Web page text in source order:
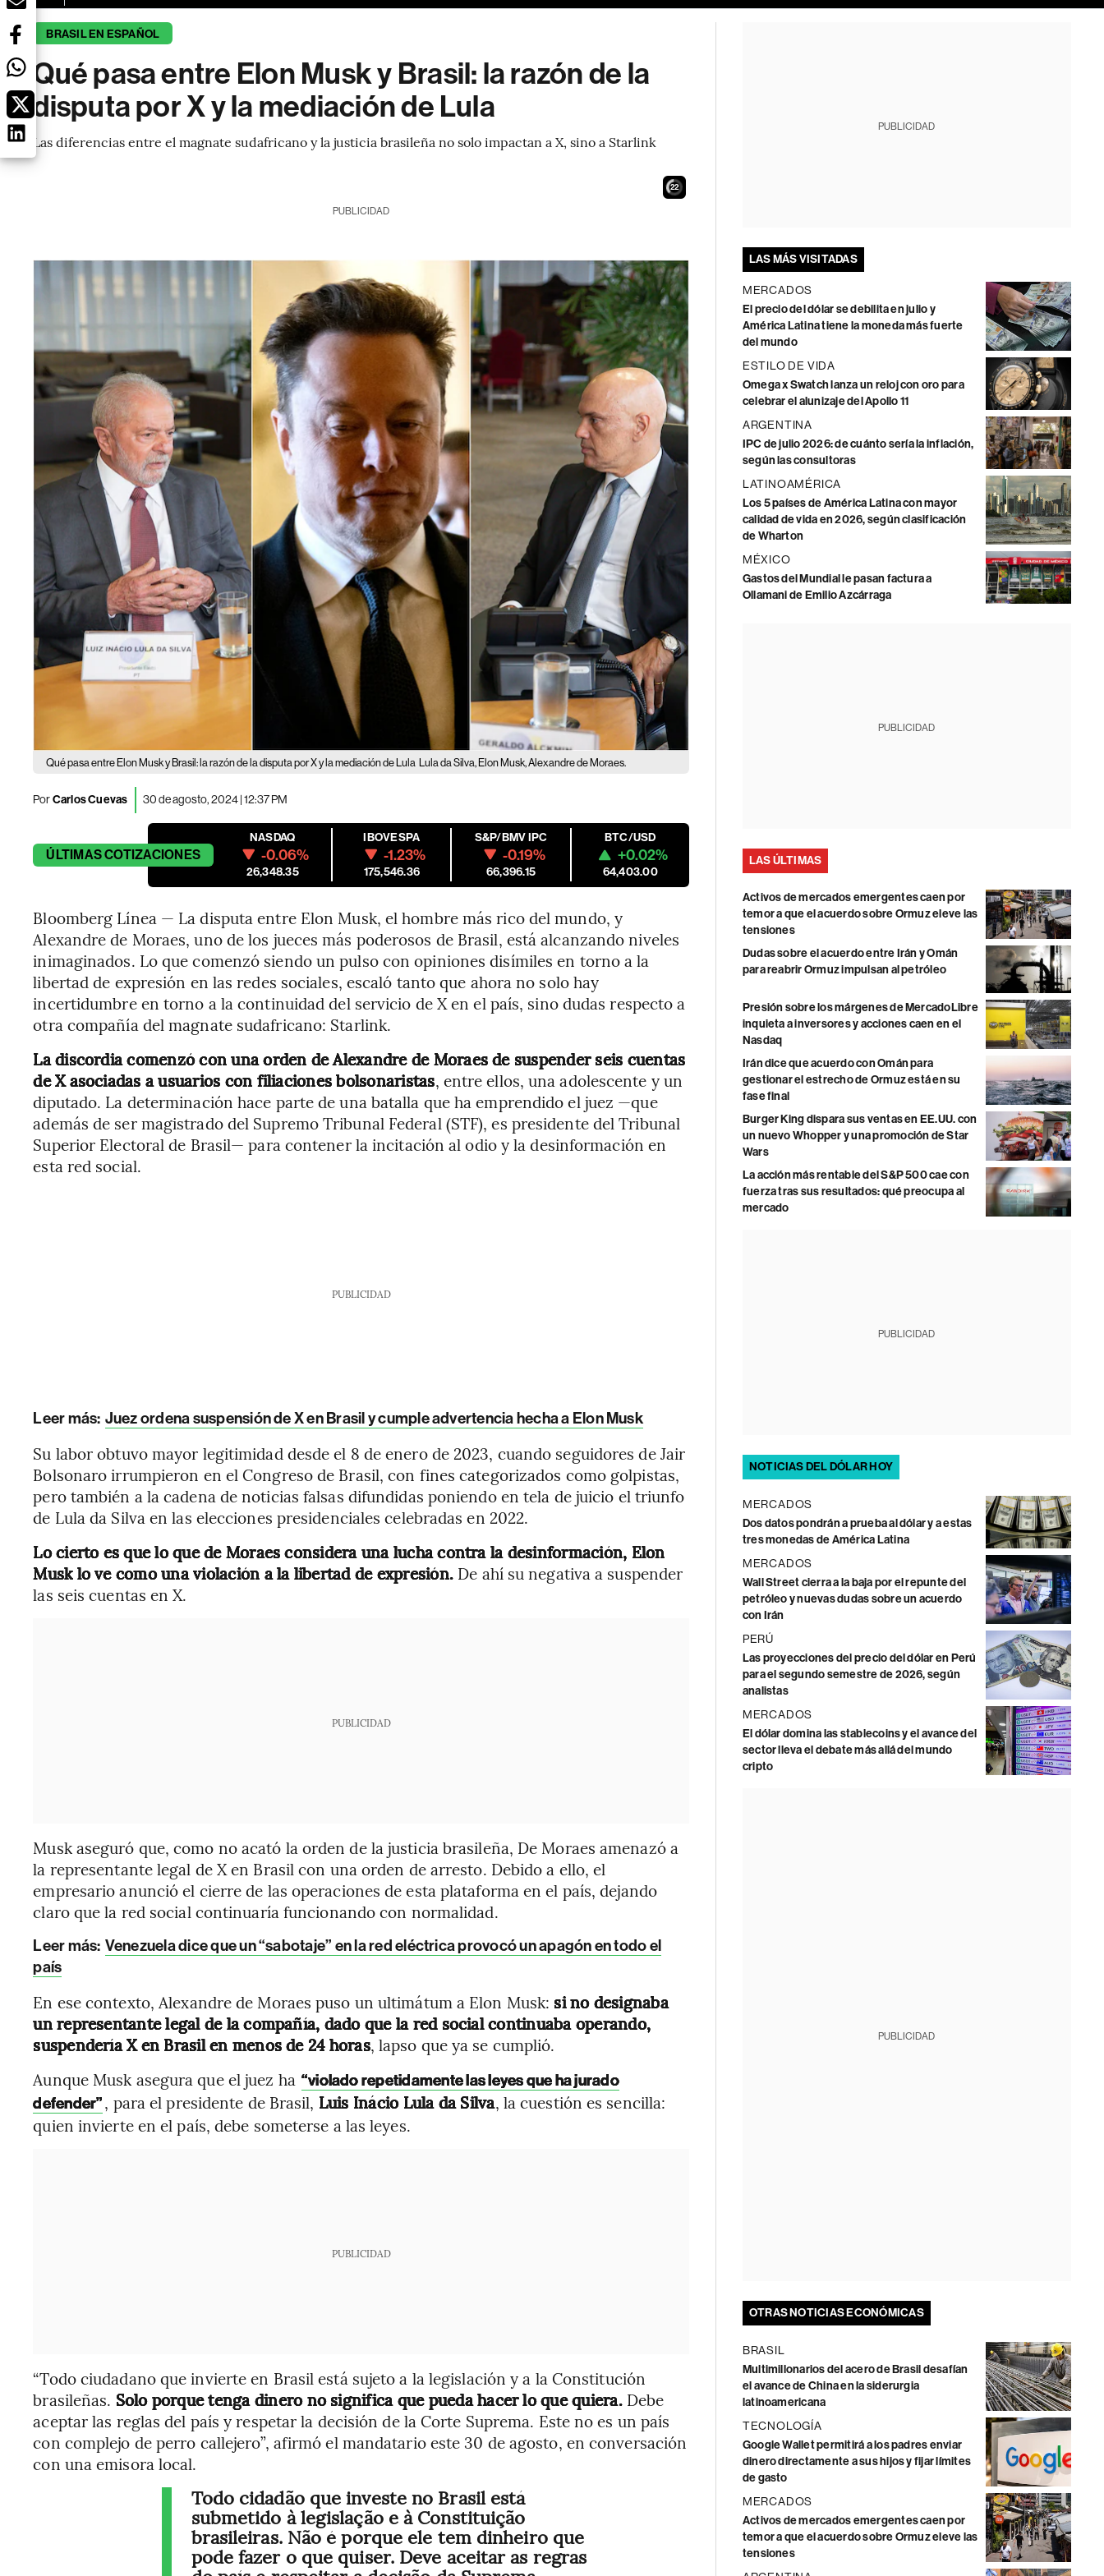
BRASIL EN ESPAÑOL
Qué pasa entre Elon Musk y Brasil: la razón de la
disputa por X y la mediación de Lula
Las diferencias entre el magnate sudafricano y la justicia brasileña no solo impactan a X, sino a Starlink
21
PUBLICIDAD
Qué pasa entre Elon Musk y Brasil: la razón de la disputa por X y la mediación de Lula Lula da Silva, Elon Musk, Alexandre de Moraes.
PorCarlos Cuevas 30 de agosto, 2024 | 12:37 PM
ÚLTIMASCOTIZACIONES
NASDAQ
-0.06%
26,348.35
IBOVESPA
-1.23%
175,546.36
S&P/BMV IPC
-0.19%
66,396.15
BTC/USD
+0.02%
64,403.00
Bloomberg Línea — La disputa entre Elon Musk, el hombre más rico del mundo, y
Alexandre de Moraes, uno de los jueces más poderosos de Brasil, está alcanzando niveles
inimaginados. Lo que comenzó siendo un pulso con opiniones disímiles en torno a la
libertad de expresión en las redes sociales, escaló tanto que ahora no solo hay
incertidumbre en torno a la continuidad del servicio de X en el país, sino dudas respecto a
otra compañía del magnate sudafricano: Starlink.
La discordia comenzó con una orden de Alexandre de Moraes de suspender seis cuentas
de X asociadas a usuarios con filiaciones bolsonaristas, entre ellos, una adolescente y un
diputado. La determinación hace parte de una batalla que ha emprendido el juez —que
además de ser magistrado del Supremo Tribunal Federal (STF), es presidente del Tribunal
Superior Electoral de Brasil— para contener la incitación al odio y la desinformación en
esta red social.
PUBLICIDAD
Leer más: Juez ordena suspensión de X en Brasil y cumple advertencia hecha a Elon Musk
Su labor obtuvo mayor legitimidad desde el 8 de enero de 2023, cuando seguidores de Jair
Bolsonaro irrumpieron en el Congreso de Brasil, con fines categorizados como golpistas,
pero también a la cadena de noticias falsas difundidas poniendo en tela de juicio el triunfo
de Lula da Silva en las elecciones presidenciales celebradas en 2022.
Lo cierto es que lo que de Moraes considera una lucha contra la desinformación, Elon
Musk lo ve como una violación a la libertad de expresión. De ahí su negativa a suspender
las seis cuentas en X.
PUBLICIDAD
Musk aseguró que, como no acató la orden de la justicia brasileña, De Moraes amenazó a
la representante legal de X en Brasil con una orden de arresto. Debido a ello, el
empresario anunció el cierre de las operaciones de esta plataforma en el país, dejando
claro que la red social continuaría funcionando con normalidad.
Leer más: Venezuela dice que un “sabotaje” en la red eléctrica provocó un apagón en todo el
país
En ese contexto, Alexandre de Moraes puso un ultimátum a Elon Musk: si no designaba
un representante legal de la compañía, dado que la red social continuaba operando,
suspendería X en Brasil en menos de 24 horas, lapso que ya se cumplió.
Aunque Musk asegura que el juez ha “violado repetidamente las leyes que ha jurado
defender”, para el presidente de Brasil, Luis Inácio Lula da Silva, la cuestión es sencilla:
quien invierte en el país, debe someterse a las leyes.
PUBLICIDAD
“Todo ciudadano que invierte en Brasil está sujeto a la legislación y a la Constitución
brasileñas. Solo porque tenga dinero no significa que pueda hacer lo que quiera. Debe
aceptar las reglas del país y respetar la decisión de la Corte Suprema. Este no es un país
con complejo de perro callejero”, afirmó el mandatario este 30 de agosto, en conversación
con una emisora local.
Todo cidadão que investe no Brasil está
submetido à legislação e à Constituição
brasileiras. Não é porque ele tem dinheiro que
pode fazer o que quiser. Deve aceitar as regras
PUBLICIDAD
LAS MÁS VISITADAS
MERCADOS
El precio del dólar se debilita en julio y
América Latina tiene la moneda más fuerte
del mundo
ESTILO DE VIDA
Omega x Swatch lanza un reloj con oro para
celebrar el alunizaje del Apollo 11
ARGENTINA
IPC de julio 2026: de cuánto sería la inflación,
según las consultoras
LATINOAMÉRICA
Los 5 países de América Latina con mayor
calidad de vida en 2026, según clasificación
de Wharton
MÉXICO
Gastos del Mundial le pasan factura a
Ollamani de Emilio Azcárraga
PUBLICIDAD
LAS ÚLTIMAS
Activos de mercados emergentes caen por
temor a que el acuerdo sobre Ormuz eleve las
tensiones
Dudas sobre el acuerdo entre Irán y Omán
para reabrir Ormuz impulsan al petróleo
Presión sobre los márgenes de MercadoLibre
inquieta a inversores y acciones caen en el
Nasdaq
Irán dice que acuerdo con Omán para
gestionar el estrecho de Ormuz está en su
fase final
Burger King dispara sus ventas en EE.UU. con
un nuevo Whopper y una promoción de Star
Wars
La acción más rentable del S&P 500 cae con
fuerza tras sus resultados: qué preocupa al
mercado
PUBLICIDAD
NOTICIAS DEL DÓLAR HOY
MERCADOS
Dos datos pondrán a prueba al dólar y a estas
tres monedas de América Latina
MERCADOS
Wall Street cierra a la baja por el repunte del
petróleo y nuevas dudas sobre un acuerdo
con Irán
PERÚ
Las proyecciones del precio del dólar en Perú
para el segundo semestre de 2026, según
analistas
MERCADOS
El dólar domina las stablecoins y el avance del
sector lleva el debate más allá del mundo
cripto
PUBLICIDAD
OTRAS NOTICIAS ECONÓMICAS
BRASIL
Multimillonarios del acero de Brasil desafían
el avance de China en la siderurgia
latinoamericana
TECNOLOGÍA
Google Wallet permitirá a los padres enviar
dinero directamente a sus hijos y fijar límites
de gasto
MERCADOS
Activos de mercados emergentes caen por
temor a que el acuerdo sobre Ormuz eleve las
tensiones